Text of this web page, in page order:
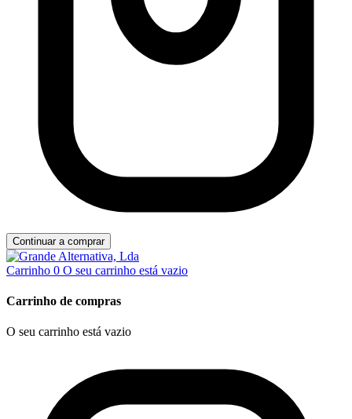
Continuar a comprar
Carrinho 0 O seu carrinho está vazio
Carrinho de compras
O seu carrinho está vazio